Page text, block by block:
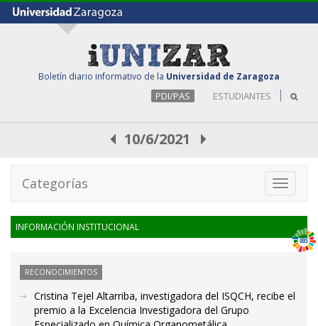
Boletín diario informativo de la Universidad de Zaragoza
PDI/PAS ESTUDIANTES
10/6/2021
Toggle
Categorías
INFORMACIÓN INSTITUCIONAL
RECONOCIMIENTOS
Cristina Tejel Altarriba, investigadora del ISQCH, recibe el
premio a la Excelencia Investigadora del Grupo